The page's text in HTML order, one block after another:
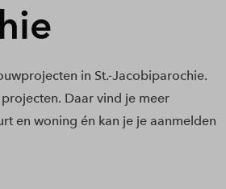
in St.-Jacobiparochie.
Daar vind je meer
en woning én kan je je aanmelden